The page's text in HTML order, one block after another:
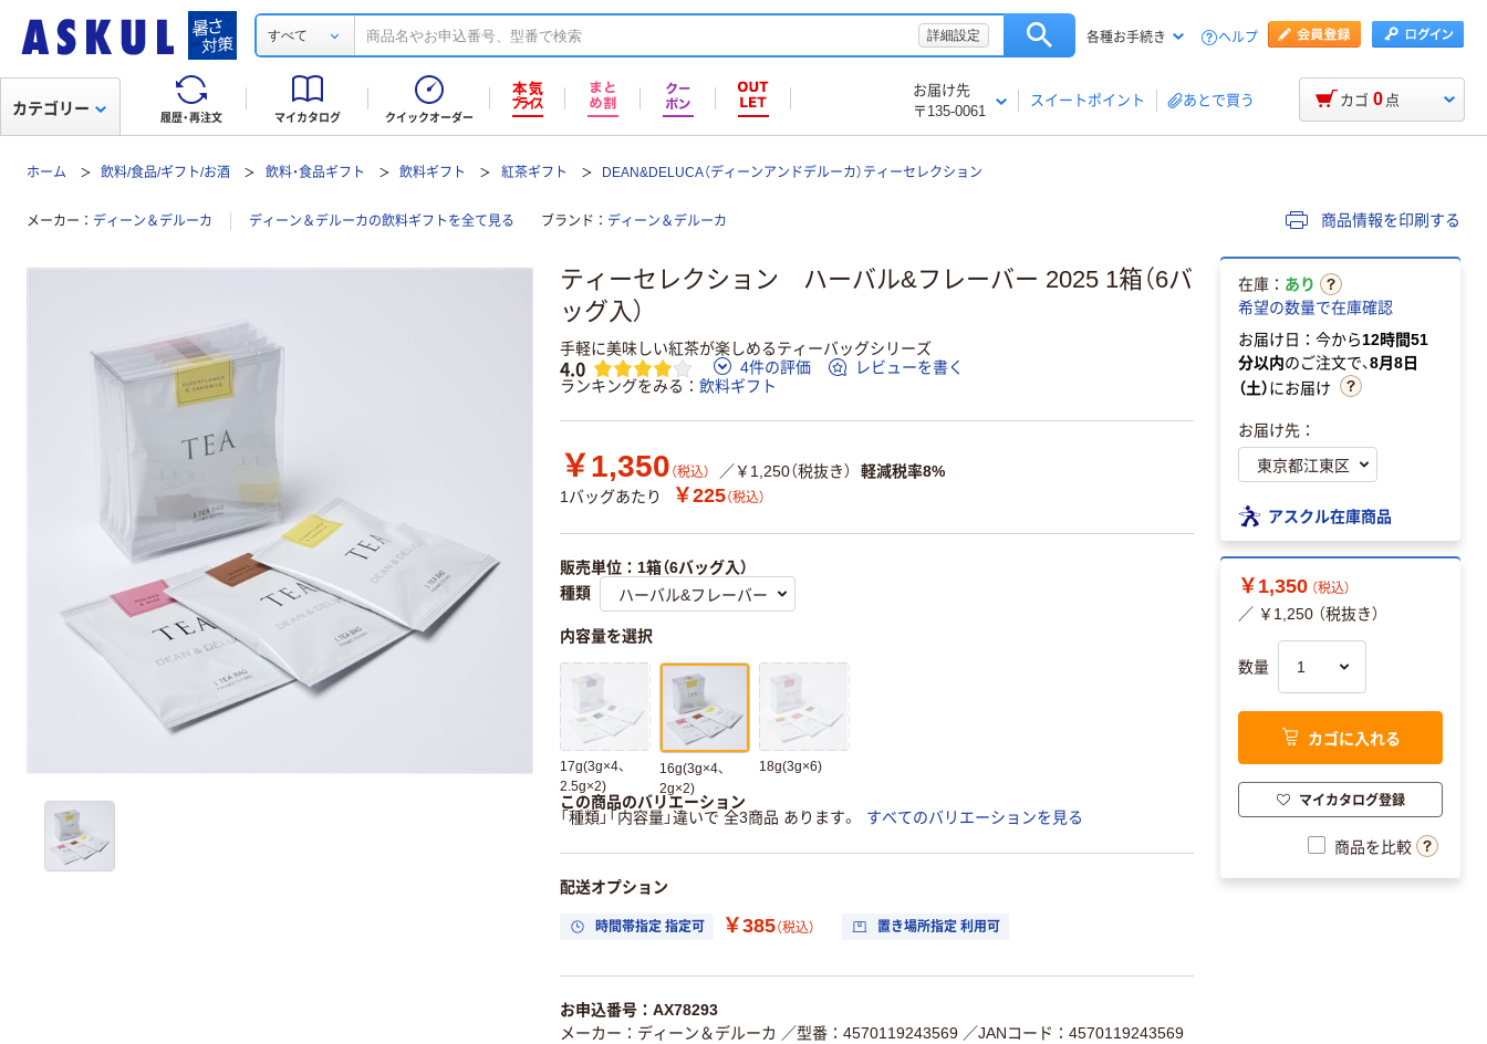
すべて 詳細設定 各種お手続き ヘルプ
履歴・再注文 マイカタログ クイックオーダー
お届け先
〒135-0061
スイートポイント あとで買う
カテゴリー カゴ 0 点
ホーム 飲料/食品/ギフト/お酒 飲料・食品ギフト 飲料ギフト 紅茶ギフト DEAN&DELUCA（ディーンアンドデルーカ）ティーセレクション
メーカー ディーン＆デルーカ ディーン＆デルーカの飲料ギフトを全て見る ブランド ディーン＆デルーカ 商品情報を印刷する
ティーセレクション ハーバル&フレーバー 2025 1箱（6バ
ッグ入）
手軽に美味しい紅茶が楽しめるティーバッグシリーズ
4.0 4件の評価
レビューを書く
ランキングをみる
飲料ギフト
￥1,350 （税込） ／￥1,250（税抜き）
軽減税率8%
1バッグあたり
￥225（税込）
販売単位：1箱（6バッグ入）
種類
内容量を選択
17g(3g×4、
2.5g×2)
16g(3g×4、
2g×2)
18g(3g×6)
この商品のバリエーション
「種類」「内容量」違いで 全3商品 あります。
すべてのバリエーションを見る
配送オプション
時間帯指定 指定可 ￥385（税込） 置き場所指定 利用可
お申込番号：AX78293
メーカー：ディーン＆デルーカ ／型番：4570119243569 ／JANコード：4570119243569
在庫： あり
希望の数量で在庫確認
お届け日：今から12時間51
分以内のご注文で、8月8日
（土）にお届け
お届け先：
アスクル在庫商品
￥1,350 （税込）
／ ￥1,250 （税抜き）
数量
カゴに入れる
マイカタログ登録
商品を比較